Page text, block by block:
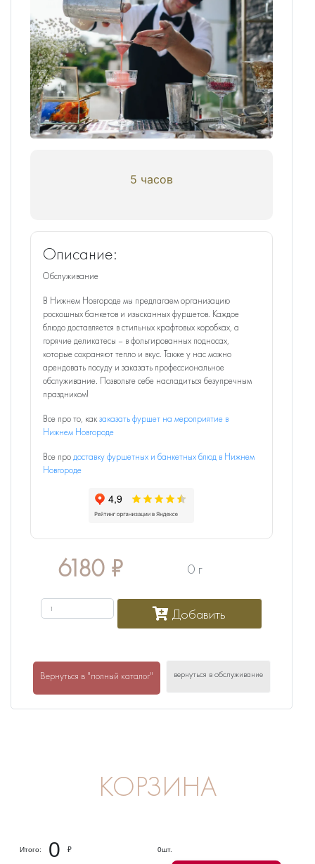
5 часов
Описание:
Обслуживание
В Нижнем Новгороде мы предлагаем организацию
роскошных банкетов и изысканных фуршетов. Каждое
блюдо доставляется в стильных крафтовых коробках, а
горячие деликатесы – в фольгированных подносах,
которые сохраняют тепло и вкус. Также у нас можно
арендовать посуду и заказать профессиональное
обслуживание. Позвольте себе насладиться безупречным
праздником!
Все про то, какзаказать фуршет на мероприятие в
Нижнем Новгороде
Все продоставку фуршетных и банкетных блюд в Нижнем
Новгороде
6180 ₽ 0 г
Добавить
Вернуться в "полный каталог" вернуться в обслуживание
КОРЗИНА
Итого: 0 ₽ 0шт.